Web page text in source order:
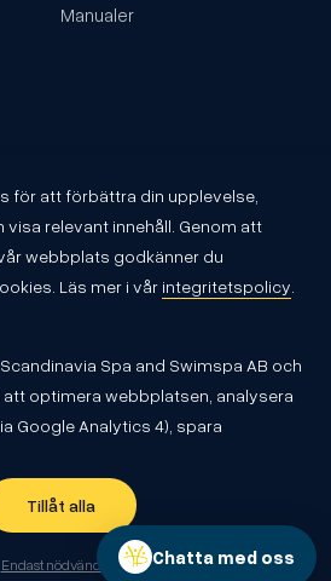
Manualer
Sweden
Köpvillkor
för att förbättra din upplevelse,
visa relevant innehåll. Genom att
webbplats godkänner du
Läs mer i vår integritetspolicy.
Spa and Swimspa AB och
optimera webbplatsen, analysera
Google Analytics 4), spara
(lagras under en viss tid) eller
när du stänger webbläsaren).
Endast nödvändiga
Tillåt alla
Chatta med oss